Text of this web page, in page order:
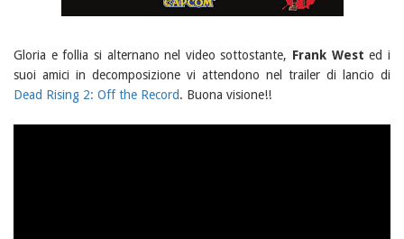
Gloria e follia si alternano nel video sottostante, Frank West ed i
suoi amici in decomposizione vi attendono nel trailer di lancio di
Dead Rising 2: Off the Record. Buona visione!!